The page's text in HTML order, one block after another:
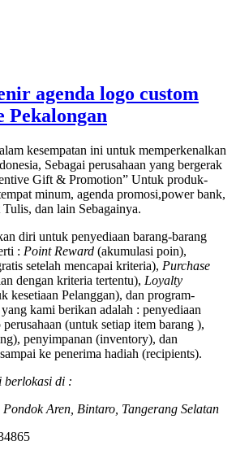
agenda logo custom
kesempatan ini untuk memperkenalkan
Sebagai perusahaan yang bergerak
Gift & Promotion” Untuk produk-
minum, agenda promosi,power bank,
dan lain Sebagainya.
diri untuk penyediaan barang-barang
: Point Reward (akumulasi poin),
setelah mencapai kriteria), Purchase
dengan kriteria tertentu), Loyalty
kesetiaan Pelanggan), dan program-
kami berikan adalah : penyediaan
(untuk setiap item barang ),
penyimpanan (inventory), dan
ke penerima hadiah (recipients).
berlokasi di :
Aren, Bintaro, Tangerang Selatan